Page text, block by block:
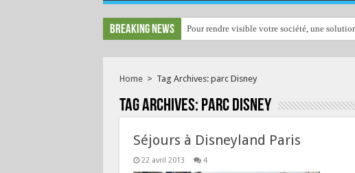
Breaking News Pour rendre visible votre société, une
Home > Tag Archives: parc Disney
Tag Archives: parc Disney
Séjours à Disneyland Paris
22 avril 2013 4